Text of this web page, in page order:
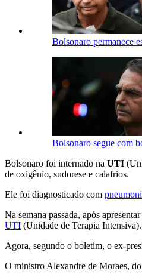
Bolsonaro permanece
Bolsonaro segue com
Bolsonaro foi internado na UTI
de oxigênio, sudorese e calafrios.
Ele foi diagnosticado com
Na semana passada, após
UTI (Unidade de Terapia Intensiva).
Agora, segundo o boletim, o ex-
O ministro Alexandre de Moraes,